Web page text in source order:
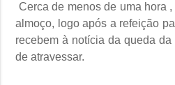
Cerca de menos de uma hora
almoço, logo após a refeição
recebem à notícia da queda
de atravessar.